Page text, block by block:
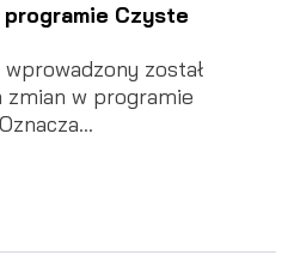
programie Czyste
został
w programie